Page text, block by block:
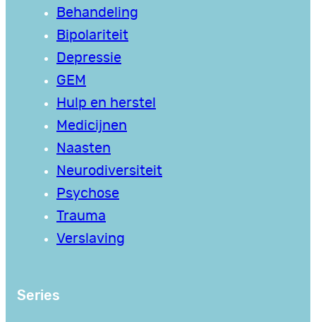
Behandeling
Bipolariteit
Depressie
GEM
Hulp en herstel
Medicijnen
Naasten
Neurodiversiteit
Psychose
Trauma
Verslaving
Series